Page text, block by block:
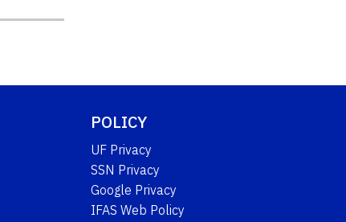
POLICY
UF Privacy
SSN Privacy
Google Privacy
IFAS Web Policy